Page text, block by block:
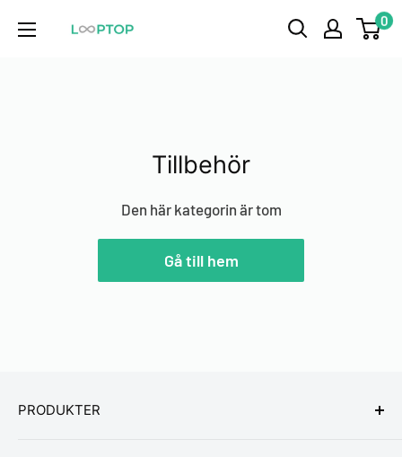
Looptop.se 0
Tillbehör
Den här kategorin är tom
Gå till hem
PRODUKTER